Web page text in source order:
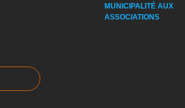
MUNICIPALITÉ AUX
ASSOCIATIONS